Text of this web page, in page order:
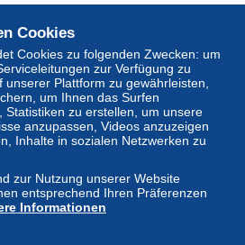
6,90 €
Ab 201
6,90 €
über die Delcampe- Website
SiePayPalverwenden, eine
oder eine
oder Banküberweisung direkt auf
Cookies
Cookies zu folgenden Zwecken: um
zur Verfügung zu
Plattform zu gewährleisten,
um Ihnen das Surfen
Statistiken zu erstellen, um unsere
anzupassen, Videos anzuzeigen
Inhalte in sozialen Netzwerken zu
zur Nutzung unserer Website
entsprechend Ihren Präferenzen
Informationen